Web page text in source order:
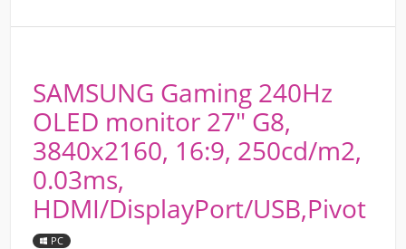
SAMSUNG Gaming 240Hz
OLED monitor 27" G8,
3840x2160, 16:9, 250cd/m2,
0.03ms,
HDMI/DisplayPort/USB,Pivot
PC